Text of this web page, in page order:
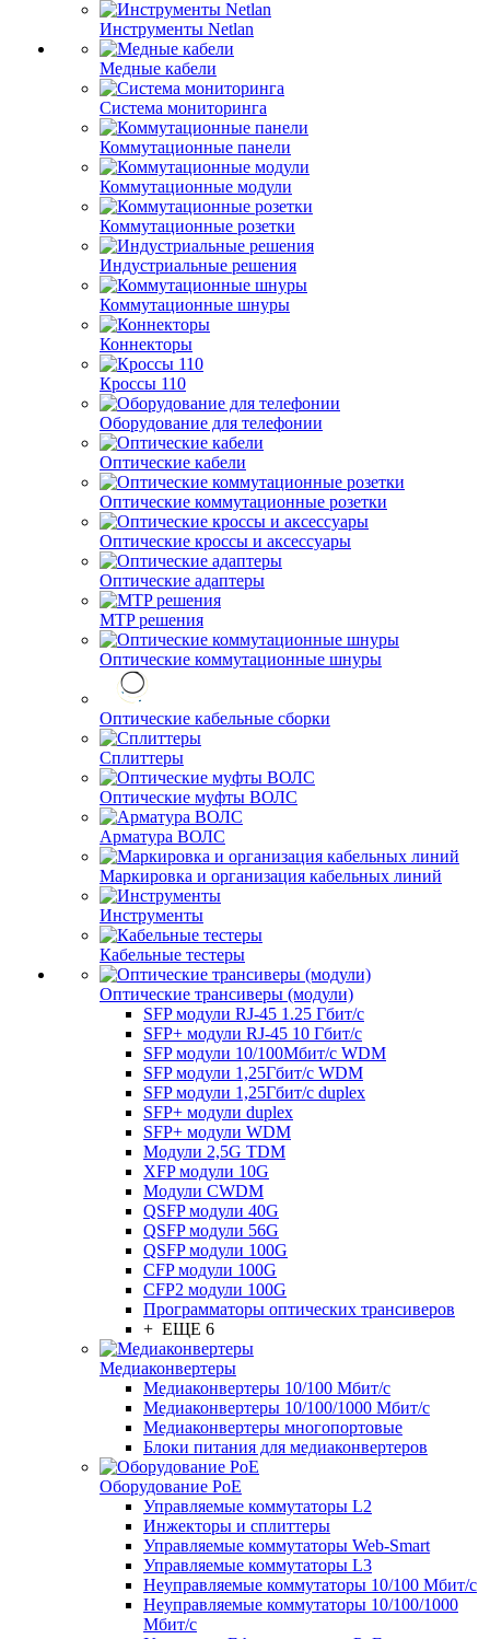
Инструменты Netlan
Медные кабели
Система мониторинга
Коммутационные панели
Коммутационные модули
Коммутационные розетки
Индустриальные решения
Коммутационные шнуры
Коннекторы
Кроссы 110
Оборудование для телефонии
Оптические кабели
Оптические коммутационные розетки
Оптические кроссы и аксессуары
Оптические адаптеры
MTP решения
Оптические коммутационные шнуры
Оптические кабельные сборки
Сплиттеры
Оптические муфты ВОЛС
Арматура ВОЛС
Маркировка и организация кабельных линий
Инструменты
Кабельные тестеры
Оптические трансиверы (модули)
SFP модули RJ-45 1.25 Гбит/c
SFP+ модули RJ-45 10 Гбит/c
SFP модули 10/100Мбит/с WDM
SFP модули 1,25Гбит/с WDM
SFP модули 1,25Гбит/с duplex
SFP+ модули duplex
SFP+ модули WDM
Модули 2,5G TDM
XFP модули 10G
Модули CWDM
QSFP модули 40G
QSFP модули 56G
QSFP модули 100G
CFP модули 100G
CFP2 модули 100G
Программаторы оптических трансиверов
+ ЕЩЕ 6
Медиаконвертеры
Медиаконвертеры 10/100 Мбит/с
Медиаконвертеры 10/100/1000 Мбит/c
Медиаконвертеры многопортовые
Блоки питания для медиаконвертеров
Оборудование PoE
Управляемые коммутаторы L2
Инжекторы и сплиттеры
Управляемые коммутаторы Web-Smart
Управляемые коммутаторы L3
Неуправляемые коммутаторы 10/100 Мбит/с
Неуправляемые коммутаторы 10/100/1000
Мбит/с